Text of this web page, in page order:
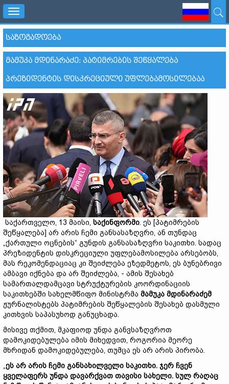
Toggle
navigation
ᲡᲐᲖᲝᲒᲐᲓᲝᲔᲑᲐ
ᲛᲐᲛᲣᲙᲐ ᲛᲓᲘᲜᲐᲠᲐᲫᲔ: ᲞᲐᲢᲘᲛᲠᲔᲑᲘᲡ ᲨᲔᲬᲧᲐᲚᲔᲑᲐ
ᲞᲠᲔᲖᲘᲓᲔᲜᲢᲘᲡ ᲓᲘᲡᲙᲠᲔᲪᲘᲣᲚᲘ ᲣᲤᲚᲔᲑᲐᲛᲝᲡᲘᲚᲔᲑᲐᲐ
საქართველო, 13 მაისი, საქინფორმი. ეს [პატიმრების
შეწყალება] არ არის ჩემი განსასაზღვრი, ან თუნდაც
„ქართული ოცნების“ გუნდის განსასაზღვრი საკითხი. სადაც
პრეზიდენტის დისკრეციული უფლებამოსილება არსებობს,
მას რეკომენდაციაც კი შეიძლება ეზედმეტოს, ეს ბუნებრივი
ამბავი იქნება და არ შეიძლება, - ამის შესახებ
სამართალდამცავი სტრუქტურების კოორდინაციის
საკითხებში სახელმწიფო მინისტრმა მამუკა მდინარაძემ
ჟურნალისტებს პატიმრების შეწყალების შესახებ დასმული
კითხვის საპასუხოდ განუცხადა.
მისივე თქმით, მკაფიოდ უნდა განვსაზღვროთ
დამოკიდებულება იმის მიხედვით, როგორია მეორე
მხრიდან დამოკიდებულება, თუმცა ეს არ არის პირობა.
„ეს არ არის ჩემი განსახილველი საკითხი. ჯერ ჩვენ
ყველაფერს უნდა დავარქვათ თავისი სახელი. სულ რაღაც